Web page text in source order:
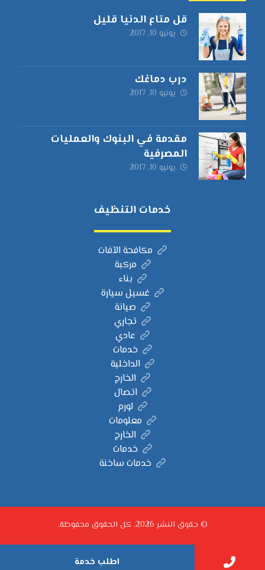
قل متاع الدنيا قليل
يونيو 10, 2017
درب دماغك
يونيو 10, 2017
مقدمة في البنوك والعمليات
المصرفية
يونيو 10, 2017
خدمات التنظيف
مكافحة الآفات
مركبة
بناء
غسيل سيارة
صيانة
تجاري
عادي
خدمات
الداخلية
الخارج
اتصال
لورم
معلومات
الخارج
خدمات
خدمات ساخنة
© حقوق النشر 2026. كل الحقوق محفوظة.
اطلب خدمة